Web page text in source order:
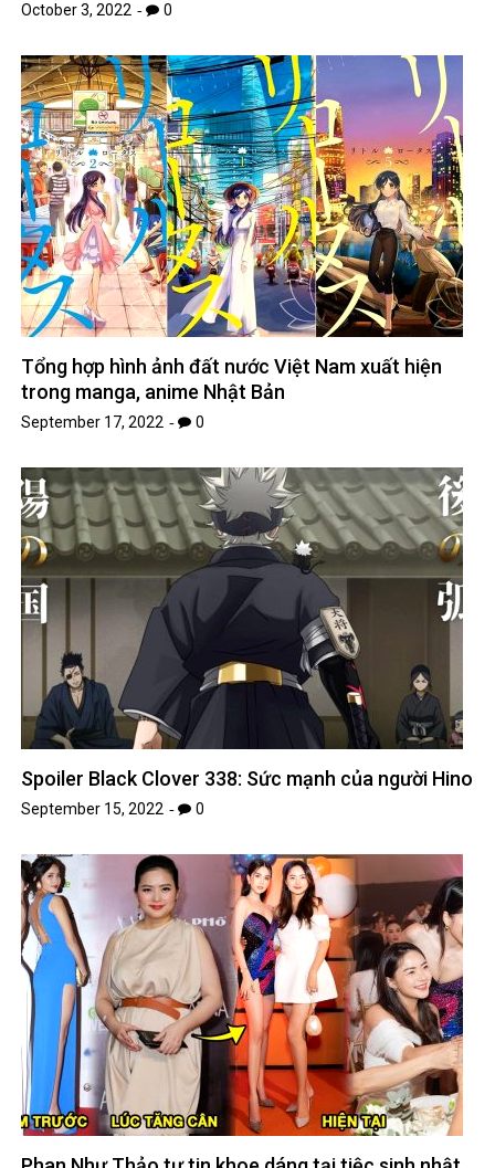
October 3, 2022 0
Tổng hợp hình ảnh đất nước Việt Nam xuất hiện
trong manga, anime Nhật Bản
September 17, 2022 0
Spoiler Black Clover 338: Sức mạnh của người Hino
September 15, 2022 0